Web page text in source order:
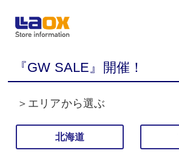
『GW SALE』開催！
＞エリアから選ぶ
北海道